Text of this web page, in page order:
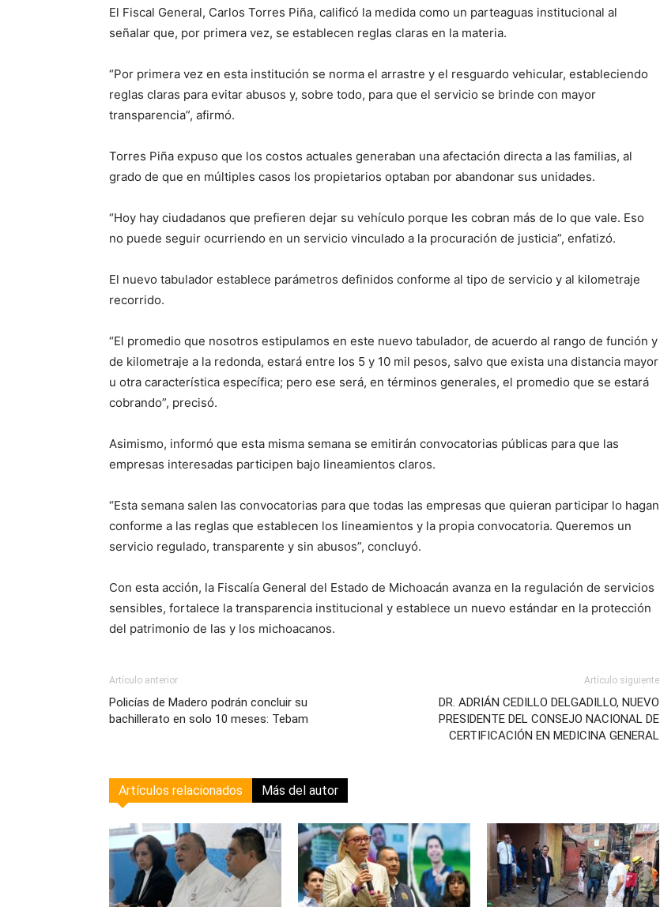
El Fiscal General, Carlos Torres Piña, calificó la medida como un parteaguas institucional al
señalar que, por primera vez, se establecen reglas claras en la materia.
“Por primera vez en esta institución se norma el arrastre y el resguardo vehicular, estableciendo
reglas claras para evitar abusos y, sobre todo, para que el servicio se brinde con mayor
transparencia”, afirmó.
Torres Piña expuso que los costos actuales generaban una afectación directa a las familias, al
grado de que en múltiples casos los propietarios optaban por abandonar sus unidades.
“Hoy hay ciudadanos que prefieren dejar su vehículo porque les cobran más de lo que vale. Eso
no puede seguir ocurriendo en un servicio vinculado a la procuración de justicia”, enfatizó.
El nuevo tabulador establece parámetros definidos conforme al tipo de servicio y al kilometraje
recorrido.
“El promedio que nosotros estipulamos en este nuevo tabulador, de acuerdo al rango de función y
de kilometraje a la redonda, estará entre los 5 y 10 mil pesos, salvo que exista una distancia mayor
u otra característica específica; pero ese será, en términos generales, el promedio que se estará
cobrando”, precisó.
Asimismo, informó que esta misma semana se emitirán convocatorias públicas para que las
empresas interesadas participen bajo lineamientos claros.
“Esta semana salen las convocatorias para que todas las empresas que quieran participar lo hagan
conforme a las reglas que establecen los lineamientos y la propia convocatoria. Queremos un
servicio regulado, transparente y sin abusos”, concluyó.
Con esta acción, la Fiscalía General del Estado de Michoacán avanza en la regulación de servicios
sensibles, fortalece la transparencia institucional y establece un nuevo estándar en la protección
del patrimonio de las y los michoacanos.
Artículo anterior
Policías de Madero podrán concluir su
bachillerato en solo 10 meses: Tebam
Artículo siguiente
DR. ADRIÁN CEDILLO DELGADILLO, NUEVO
PRESIDENTE DEL CONSEJO NACIONAL DE
CERTIFICACIÓN EN MEDICINA GENERAL
Artículos relacionados Más del autor